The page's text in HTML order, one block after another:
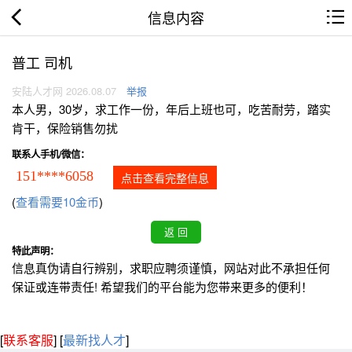
信息内容
普工 司机
安陆人才网 2026.08.07 举报
本人男，30岁，求工作一份，年后上班也可，吃苦耐劳，踏实
肯干，保险销售勿扰
联系人手机/微信：
151****6058 点击查看完整信息
(查看需要10金币)
特此声明：
信息真伪请自行辨别，求职应聘须谨慎，网站对此不承担任何
保证或连带责任! 希望我们的平台能为您带来更多的便利！
[联系客服] [最新找人才]